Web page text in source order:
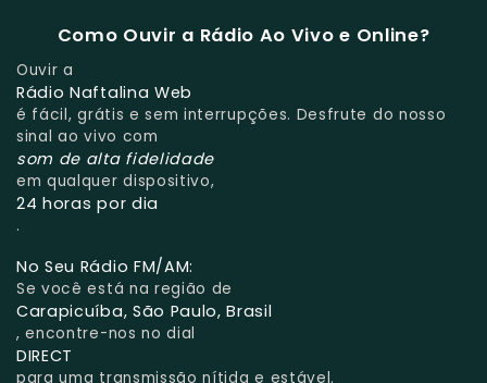
Como Ouvir a Rádio Ao Vivo e Online?
Ouvir a
Rádio Naftalina Web
é fácil, grátis e sem interrupções. Desfrute do nosso
sinal ao vivo com
som de alta fidelidade
em qualquer dispositivo,
24 horas por dia
.
No Seu Rádio FM/AM:
Se você está na região de
Carapicuíba, São Paulo, Brasil
, encontre-nos no dial
DIRECT
para uma transmissão nítida e estável.